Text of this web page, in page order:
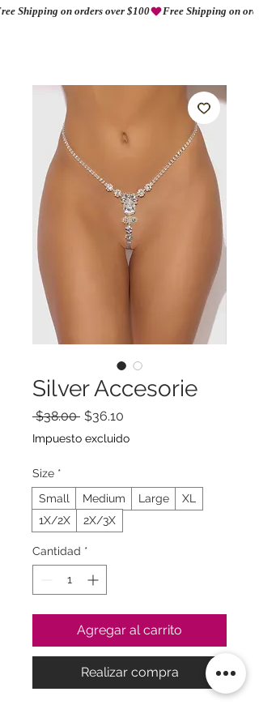
Shipping on orders over $100
Silver Accesorie
$38.00 Precio
$36.10
oferta
Impuesto excluido
Size *
Small
Medium Large
XL
1X/2X
2X/3X
Cantidad *
Agregar al carrito
Realizar compra